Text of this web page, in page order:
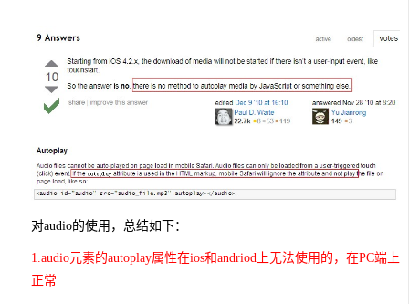
对audio的使用，总结如下：
1.audio元素的autoplay属性在ios和andriod上无法使用的，在PC端上
正常